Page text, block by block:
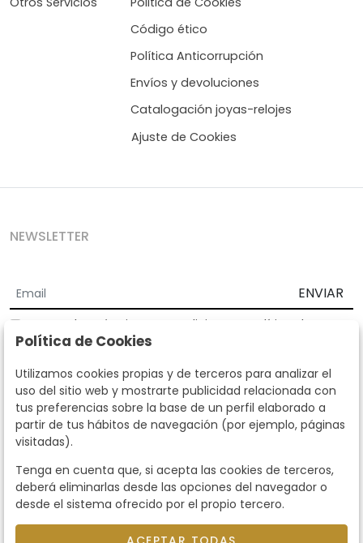
Código ético
Política Anticorrupción
Envíos y devoluciones
Catalogación joyas-relojes
Ajuste de Cookies
NEWSLETTER
ENVIAR
Acepto los Términos y Condiciones
Política de
privacidad
Según la LOPD y disposiciones de desarrollo, informamos que sus
datos personales serán tratados por parte de Subastas Segre con la
finalidad de gestionar la relación comercial. Puede ejercitar los
derechos de acceso, rectificación, cancelación, oposición y demás
derechos en los términos establecidos en la normativa vigente
dirigiéndote a nosotros. Asimismo, nos puede solicitar el envío de
llamando al teléfono 915159584 o enviando un e-mail a
info@subastassegre.es
Este sitio está protegido por reCAPTCHA y se aplican la
Términos de servicio de Google.
Política de Cookies
Utilizamos cookies propias y de terceros para analizar el
uso del sitio web y mostrarte publicidad relacionada con
tus preferencias sobre la base de un perfil elaborado a
partir de tus hábitos de navegación (por ejemplo, páginas
visitadas).
Tenga en cuenta que, si acepta las cookies de terceros,
deberá eliminarlas desde las opciones del navegador o
desde el sistema ofrecido por el propio tercero.